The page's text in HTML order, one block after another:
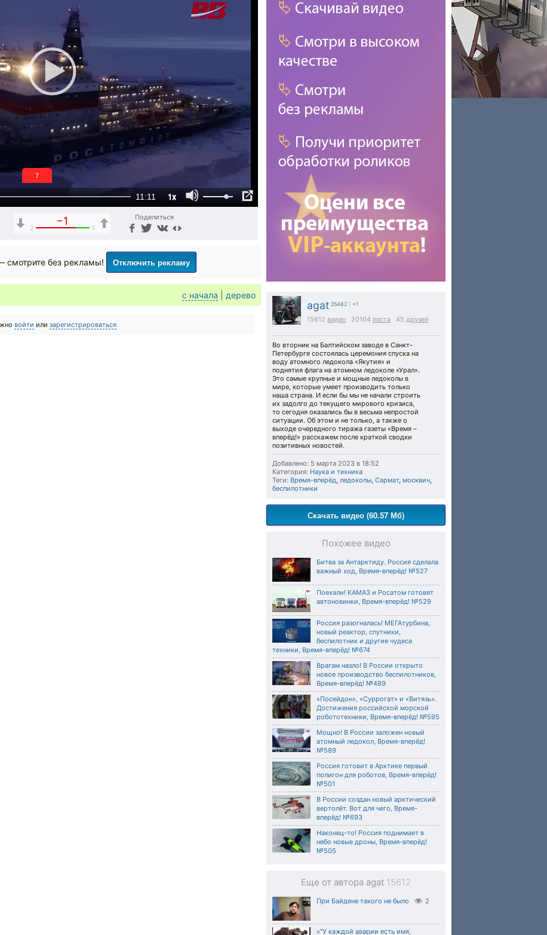
11:11 1x
6
−1
2 1
Поделиться
agat 25482 +1
15612 видео 20104 поста 45 друзей
Во вторник на Балтийском заводе в Санкт-
Петербурге состоялась церемония спуска на
воду атомного ледокола «Якутия» и
поднятия флага на атомном ледоколе «Урал».
Это самые крупные и мощные ледоколы в
мире, которые умеет производить только
наша страна. И если бы мы не начали строить
их задолго до текущего мирового кризиса,
то сегодня оказались бы в весьма непростой
ситуации. Об этом и не только, а также о
выходе очередного тиража газеты «Время –
вперёд!» расскажем после краткой сводки
позитивных новостей.
Добавлено: 5 марта 2023 в 18:52
Категория: Наука и техника
Теги: Время-вперёд, ледоколы, Сармат, москвич,
беспилотники
Скачать видео (60.57 Мб)
Похожее видео
Битва за Антарктиду. Россия сделала
важный ход, Время-вперёд! №527
Поехали! КАМАЗ и Росатом готовят
автоновинки, Время-вперёд! №529
Россия разогналась! МЕГАтурбина,
новый реактор, спутники,
беспилотник и другие чудеса
техники, Время-вперёд! №674
Врагам назло! В России открыто
новое производство беспилотников,
Время-вперёд! №489
«Посейдон», «Суррогат» и «Витязь».
Достижения российской морской
робототехники, Время-вперёд! №595
Мощно! В России заложен новый
атомный ледокол, Время-вперёд!
№589
Россия готовит в Арктике первый
полигон для роботов, Время-вперёд!
№501
В России создан новый арктический
вертолёт. Вот для чего, Время-
вперёд! №693
Наконец-то! Россия поднимает в
небо новые дроны, Время-вперёд!
№505
Еще от автора agat 15612
При Байдене такого не было 2
«"У каждой аварии есть имя,
смотрите без рекламы! Отключить рекламу
с начала дерево
войти или зарегистрироваться